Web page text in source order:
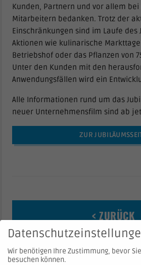
Kunden, Partnern und vor allem
Mitarbeitern bedanken. Trotz der
Einschränkungen sind im Laufe des
Aktionen wie kulinarische
Betriebshof oder das Pflanzen von
Unter den Kunden mit den
Anwendungsfällen wird ein
Alle Informationen rund um das
neuer Unternehmensfilm sind ab
ZUR
< ZURÜCK
Wir benötigen Ihre Zustimmung, bevor
besuchen können.